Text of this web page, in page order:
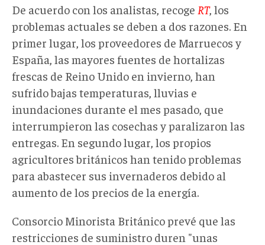
De acuerdo con los analistas, recoge RT, los
problemas actuales se deben a dos razones. En
primer lugar, los proveedores de Marruecos y
España, las mayores fuentes de hortalizas
frescas de Reino Unido en invierno, han
sufrido bajas temperaturas, lluvias e
inundaciones durante el mes pasado, que
interrumpieron las cosechas y paralizaron las
entregas. En segundo lugar, los propios
agricultores británicos han tenido problemas
para abastecer sus invernaderos debido al
aumento de los precios de la energía.
Consorcio Minorista Británico prevé que las
restricciones de suministro duren "unas